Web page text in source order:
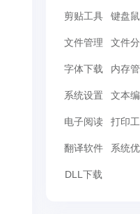
剪贴工具 键盘
文件管理 文件
字体下载 内存
系统设置 文本
电子阅读 打印
翻译软件 系统
DLL下载